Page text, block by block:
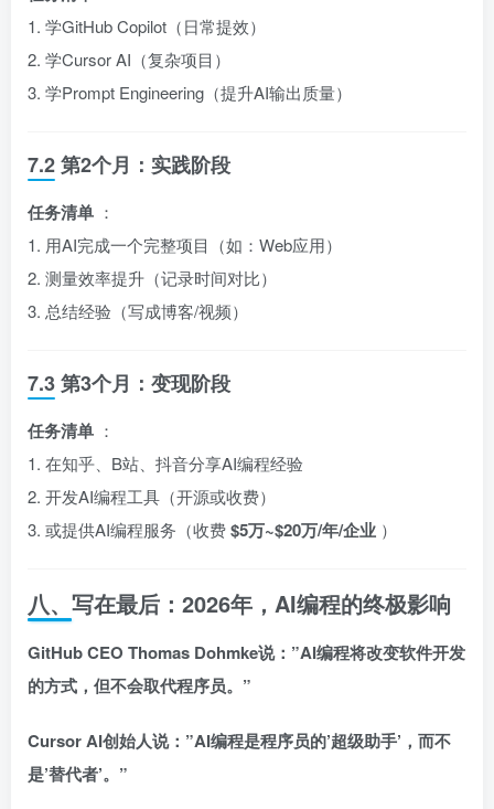
1. 学GitHub Copilot（日常提效）
2. 学Cursor AI（复杂项目）
3. 学Prompt Engineering（提升AI输出质量）
7.2 第2个月：实践阶段
任务清单 ：
1. 用AI完成一个完整项目（如：Web应用）
2. 测量效率提升（记录时间对比）
3. 总结经验（写成博客/视频）
7.3 第3个月：变现阶段
任务清单 ：
1. 在知乎、B站、抖音分享AI编程经验
2. 开发AI编程工具（开源或收费）
3. 或提供AI编程服务（收费$5万~$20万/年/企业 ）
八、写在最后：2026年，AI编程的终极影响
GitHub CEO Thomas Dohmke说：”AI编程将改变软件开发
的方式，但不会取代程序员。”
Cursor AI创始人说：”AI编程是程序员的’超级助手’，而不
是’替代者’。”